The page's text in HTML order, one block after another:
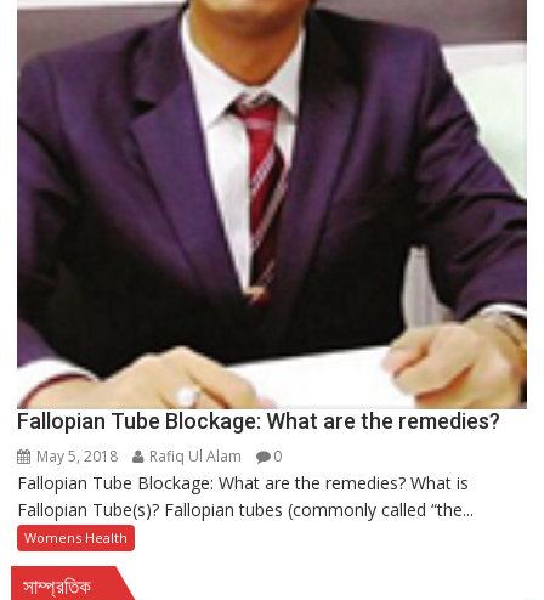
Fallopian Tube Blockage: What are the remedies?
May 5, 2018 Rafiq Ul Alam 0
Fallopian Tube Blockage: What are the remedies? What is
Fallopian Tube(s)? Fallopian tubes (commonly called “the...
Womens Health
সাম্প্রতিক